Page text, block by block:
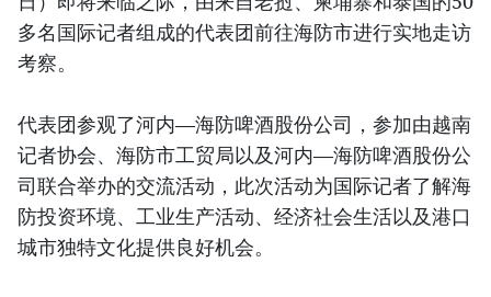
多名国际记者组成的代表团前往海防市进行实地走访
考察。
代表团参观了河内—海防啤酒股份公司，参加由越南
记者协会、海防市工贸局以及河内—海防啤酒股份公
司联合举办的交流活动，此次活动为国际记者了解海
防投资环境、工业生产活动、经济社会生活以及港口
城市独特文化提供良好机会。